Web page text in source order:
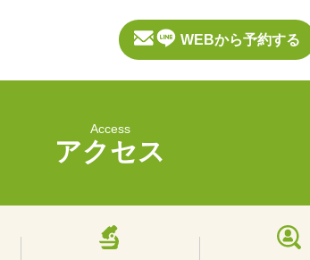
WEBから予約する
Access
アクセス